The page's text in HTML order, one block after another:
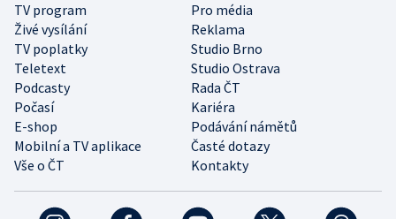
TV program
Pro média
Živé vysílání
Reklama
TV poplatky
Studio Brno
Teletext
Studio Ostrava
Podcasty
Rada ČT
Počasí
Kariéra
E-shop
Podávání námětů
Mobilní a TV aplikace
Časté dotazy
Vše o ČT
Kontakty